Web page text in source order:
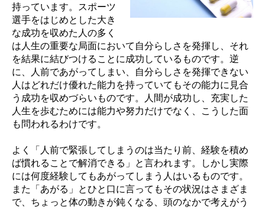
持っています。スポーツ
選手をはじめとした大き
な成功を収めた人の多く
は人生の重要な局面において自分らしさを発揮し、それ
を結果に結びつけることに成功しているものです。逆
に、人前であがってしまい、自分らしさを発揮できない
人はどれだけ優れた能力を持っていてもその能力に見合
う成功を収めづらいものです。人間が成功し、充実した
人生を歩むためには能力や努力だけでなく、こうした面
も問われるわけです。
よく「人前で緊張してしまうのは当たり前、経験を積め
ば慣れることで解消できる」と言われます。しかし実際
には何度経験してもあがってしまう人はいるものです。
また「あがる」とひと口に言ってもその状況はさまざま
で、ちょっと体の動きが鈍くなる、頭のなかで考えがう